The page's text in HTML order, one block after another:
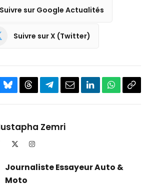
Suivre sur Google Actualités
Suivre sur X (Twitter)
BlueskyThreadsPartager
Telegram
EmailLinkedInWhatsApp
Zemri
Facebook Instagram
Journaliste Essayeur Auto &
Moto